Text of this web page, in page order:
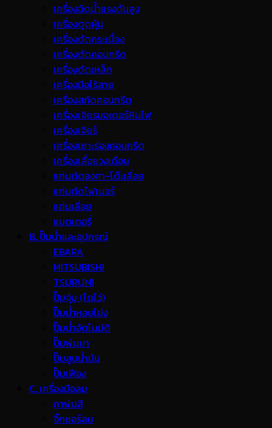
เครื่องฉีดน้ำแรงดันสูง
เครื่องดูดฝุ่น
เครื่องตัดกระเบื้อง
เครื่องตัดคอนกรีต
เครื่องตัดเหล็ก
เครื่องมือไร้สาย
เครื่องสกัดคอนกรีต
เครื่องเจียรมอเตอร์หินไฟ
เครื่องเจียร์
เครื่องเซาะร่องคอนกรีต
เครื่องเลื่อยวงเดือน
แท่นตัดองศา-โต๊ะเลื่อย
แท่นตัดไฟเบอร์
แท่นเลื่อย
แบตเตอรี่
B. ปั๊มน้ำและอุปกรณ์
EBARA
MITSUBISHI
TSURUMI
ปั๊มจุ่ม (ไดโว่)
ปั๊มน้ำหอยโข่ง
ปั๊มน้ำอัตโนมัติ
ปั๊มพ่นยา
ปั๊มสูบน้ำมัน
ปั๊มเฟือง
C. เครื่องมือลม
กาพ่นสี
จิ๊กซอร์ลม